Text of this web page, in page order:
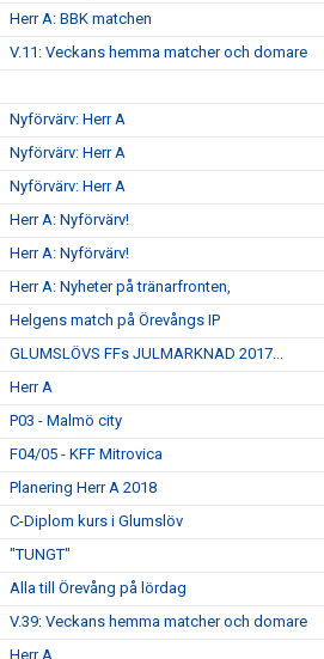
Herr A: BBK matchen
V.11: Veckans hemma matcher och domare
Nyförvärv: Herr A
Nyförvärv: Herr A
Nyförvärv: Herr A
Herr A: Nyförvärv!
Herr A: Nyförvärv!
Herr A: Nyheter på tränarfronten,
Helgens match på Örevångs IP
GLUMSLÖVS FFs JULMARKNAD 2017...
Herr A
P03 - Malmö city
F04/05 - KFF Mitrovica
Planering Herr A 2018
C-Diplom kurs i Glumslöv
"TUNGT"
Alla till Örevång på lördag
V.39: Veckans hemma matcher och domare
Herr A